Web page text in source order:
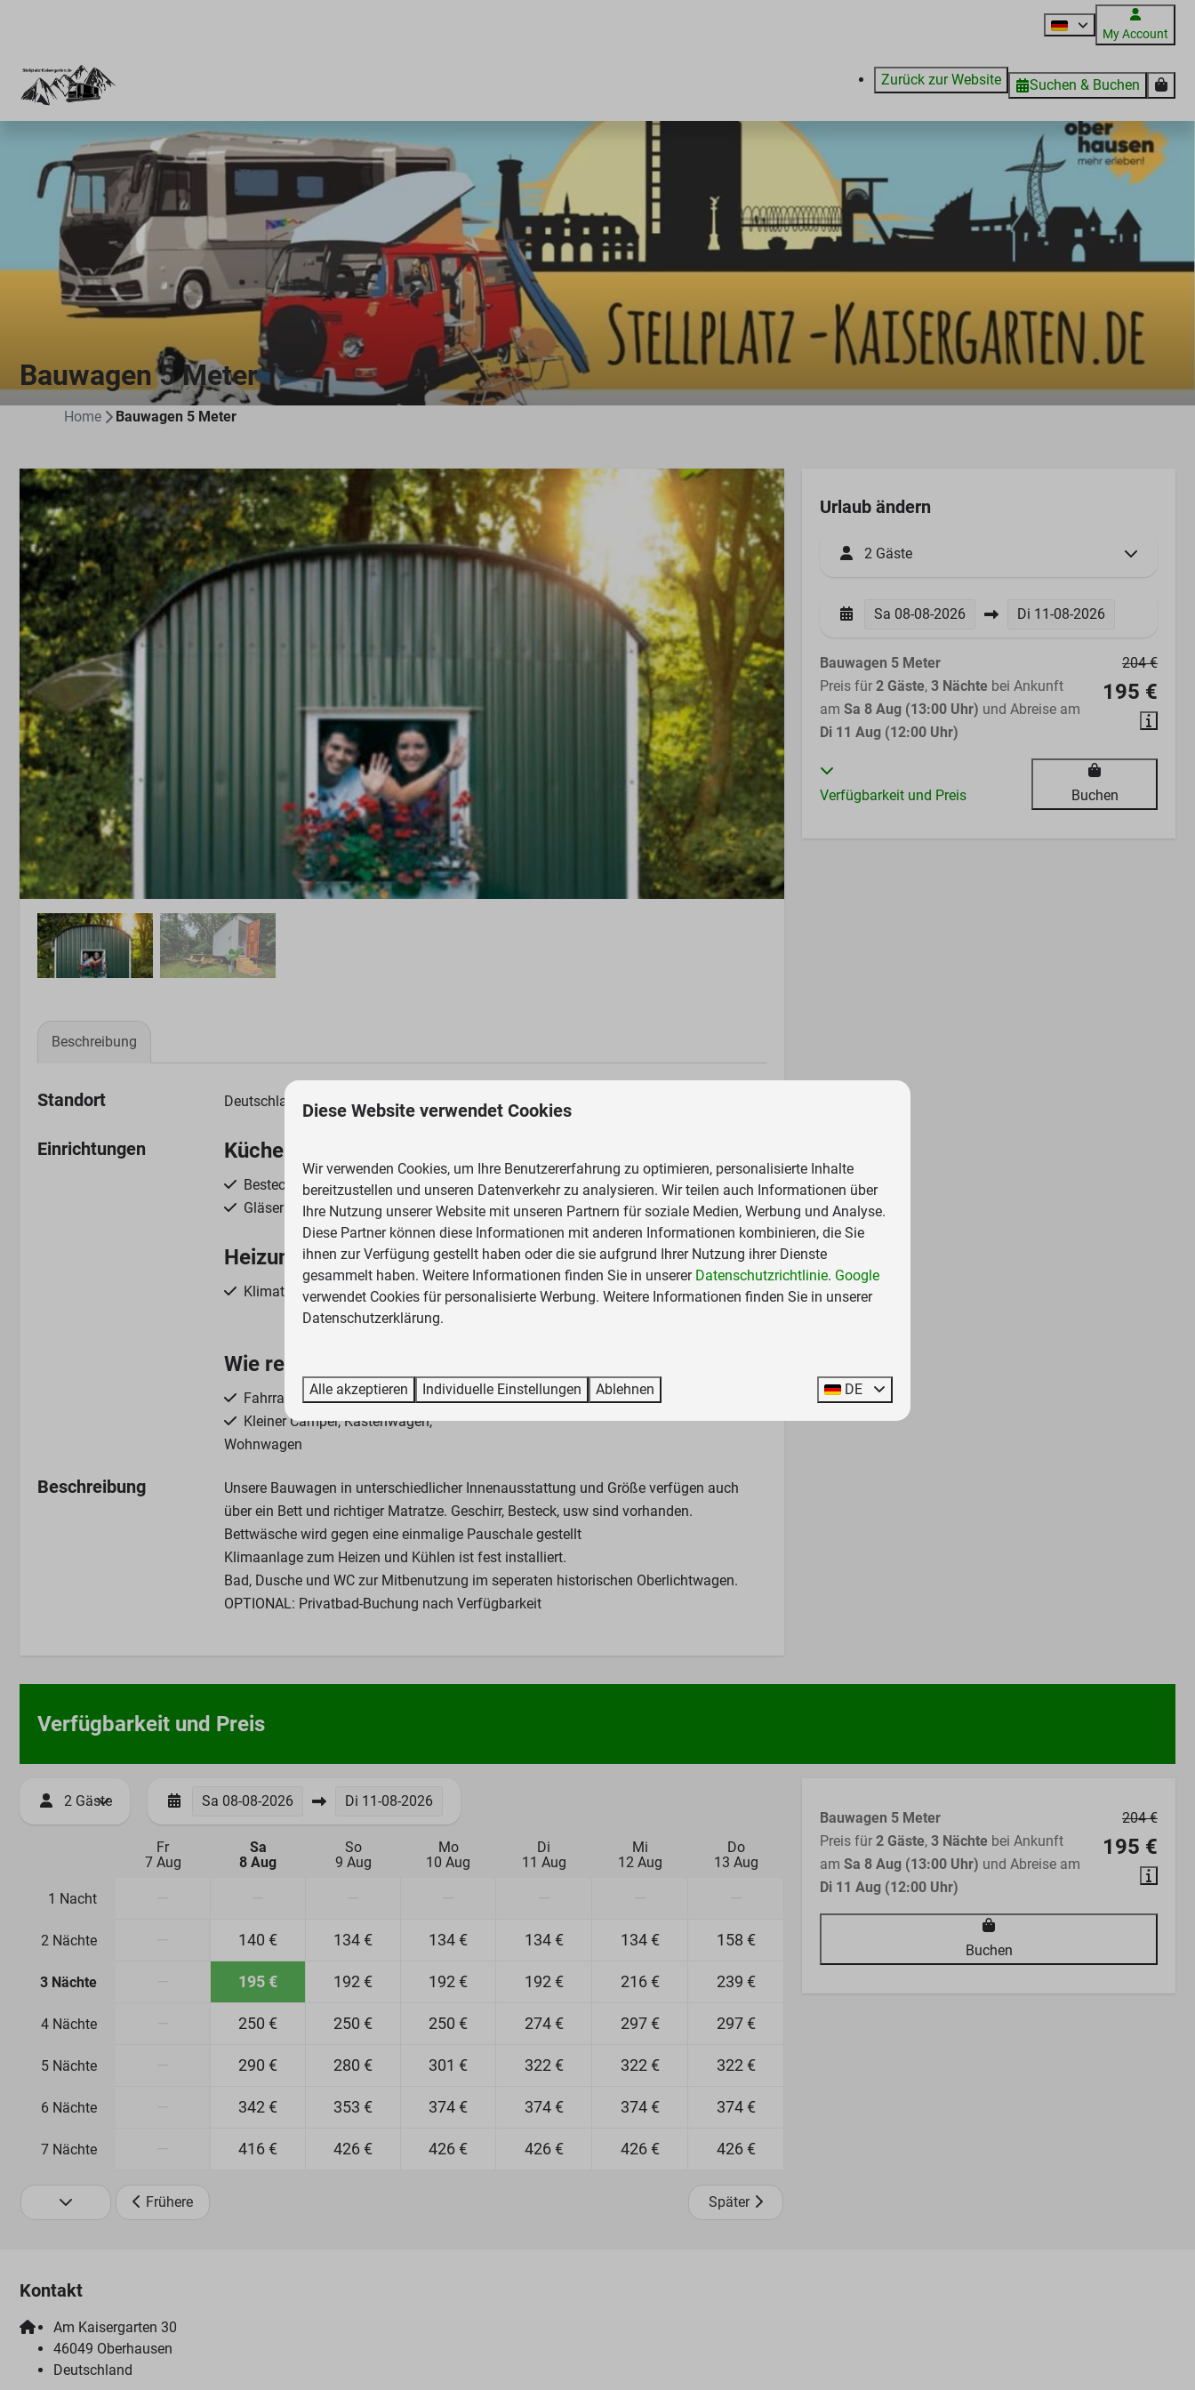
My Account
Zurück zur Website Suchen & Buchen
Bauwagen 5 Meter
Home Bauwagen 5 Meter
Beschreibung
Standort Deutschland, Nordrhein-Westfalen, Oberhausen
Einrichtungen Küche
Besteck
Gläser zum Trinken
Gartenmöbel
Heizung und Kühlung
Klimatisierung
Badezimmer
Dusche
Wie reise ich?
Fahrrad, Motorrad oder PKW
Kleiner Camper, Kastenwagen,
Wohnwagen
Wohnwagen >5m
Doppelbett: 1
Beschreibung
Unsere Bauwagen in unterschiedlicher Innenausstattung und Größe verfügen auch
über ein Bett und richtiger Matratze. Geschirr, Besteck, usw sind vorhanden.
Bettwäsche wird gegen eine einmalige Pauschale gestellt
Klimaanlage zum Heizen und Kühlen ist fest installiert.
Bad, Dusche und WC zur Mitbenutzung im seperaten historischen Oberlichtwagen.
OPTIONAL: Privatbad-Buchung nach Verfügbarkeit
Urlaub ändern
2 Gäste
Sa 08-08-2026 Di 11-08-2026
204 €
195 €
Bauwagen 5 Meter
Preis für 2 Gäste, 3 Nächte bei Ankunft
am Sa 8 Aug (13:00 Uhr) und Abreise am
Di 11 Aug (12:00 Uhr)
Verfügbarkeit und Preis Buchen
Verfügbarkeit und Preis
2 Gäste Sa 08-08-2026 Di 11-08-2026
Fr
7 Aug
Sa
8 Aug
So
9 Aug
Mo
10 Aug
Di
11 Aug
Mi
12 Aug
Do
13 Aug
1 Nacht
2 Nächte 140 € 134 € 134 € 134 € 134 € 158 €
3 Nächte 195 € 192 € 192 € 192 € 216 € 239 €
4 Nächte 250 € 250 € 250 € 274 € 297 € 297 €
5 Nächte 290 € 280 € 301 € 322 € 322 € 322 €
6 Nächte 342 € 353 € 374 € 374 € 374 € 374 €
7 Nächte 416 € 426 € 426 € 426 € 426 € 426 €
Frühere Später
204 €
195 €
Bauwagen 5 Meter
Preis für 2 Gäste, 3 Nächte bei Ankunft
am Sa 8 Aug (13:00 Uhr) und Abreise am
Di 11 Aug (12:00 Uhr)
Buchen
Kontakt
Am Kaisergarten 30
46049 Oberhausen
Deutschland
Diese Website verwendet Cookies
Wir verwenden Cookies, um Ihre Benutzererfahrung zu optimieren, personalisierte Inhalte
bereitzustellen und unseren Datenverkehr zu analysieren. Wir teilen auch Informationen über
Ihre Nutzung unserer Website mit unseren Partnern für soziale Medien, Werbung und Analyse.
Diese Partner können diese Informationen mit anderen Informationen kombinieren, die Sie
ihnen zur Verfügung gestellt haben oder die sie aufgrund Ihrer Nutzung ihrer Dienste
gesammelt haben. Weitere Informationen finden Sie in unserer Datenschutzrichtlinie. Google
verwendet Cookies für personalisierte Werbung. Weitere Informationen finden Sie in unserer
Datenschutzerklärung.
Alle akzeptieren Individuelle Einstellungen Ablehnen DE